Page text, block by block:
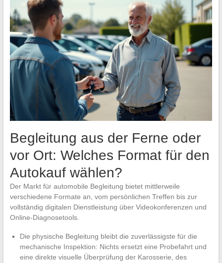
Begleitung aus der Ferne oder
vor Ort: Welches Format für den
Autokauf wählen?
Der Markt für automobile Begleitung bietet mittlerweile
verschiedene Formate an, vom persönlichen Treffen bis zur
vollständig digitalen Dienstleistung über Videokonferenzen und
Online-Diagnosetools.
Die physische Begleitung bleibt die zuverlässigste für die
mechanische Inspektion: Nichts ersetzt eine Probefahrt und
eine direkte visuelle Überprüfung der Karosserie, des